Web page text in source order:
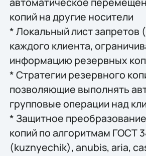
копий на другие носители
* Локальный лист запретов
каждого клиента,
информацию резервных
* Стратегии резервного
позволяющие выполнять
групповые операции над
* Защитное
копий по алгоритмам ГОСТ
(kuznyechik), anubis, aria,